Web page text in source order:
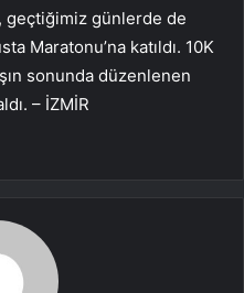
geçtiğimiz günlerde de
Maratonu’na katıldı. 10K
sonunda düzenlenen
– İZMİR